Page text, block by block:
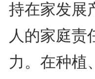
持在家发展
人的家庭责
力。在种植